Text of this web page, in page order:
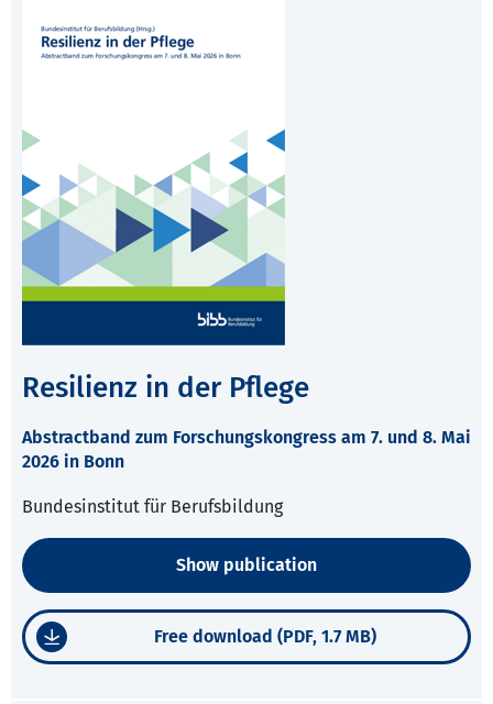
Resilienz in der Pflege
Abstractband zum Forschungskongress am 7. und 8. Mai
2026 in Bonn
Bundesinstitut für Berufsbildung
Show publication
Free download (PDF, 1.7 MB)